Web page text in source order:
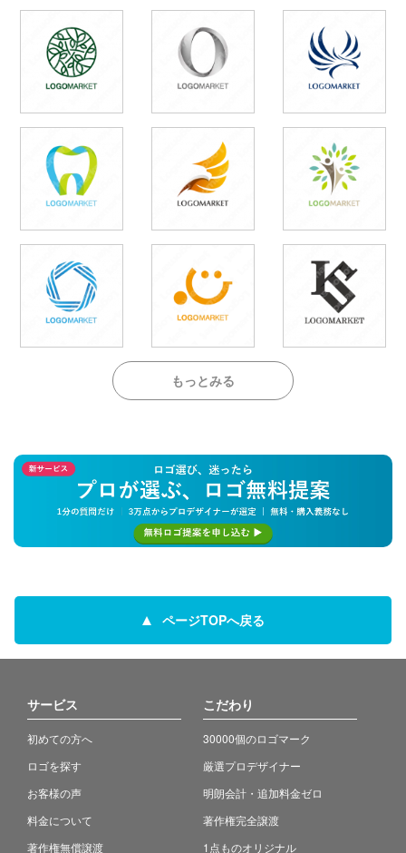
もっとみる
ページTOPへ戻る
サービス
初めての方へ
ロゴを探す
お客様の声
料金について
著作権無償譲渡
こだわり
30000個のロゴマーク
厳選プロデザイナー
明朗会計・追加料金ゼロ
著作権完全譲渡
1点ものオリジナル